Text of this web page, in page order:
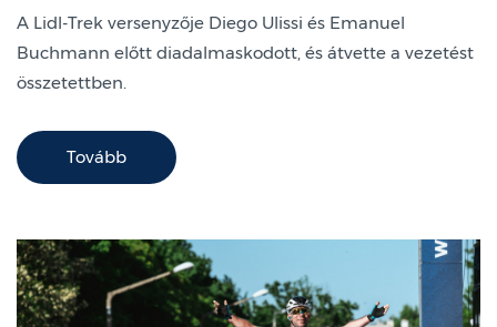
A Lidl-Trek versenyzője Diego Ulissi és Emanuel
Buchmann előtt diadalmaskodott, és átvette a vezetést
összetettben.
Tovább